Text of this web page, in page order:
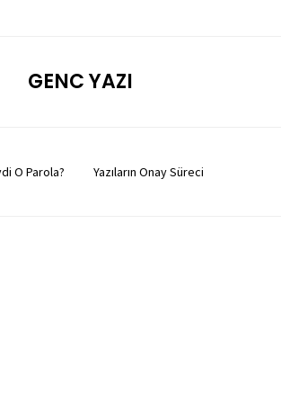
GENC YAZI
O Parola? Yazıların Onay Süreci